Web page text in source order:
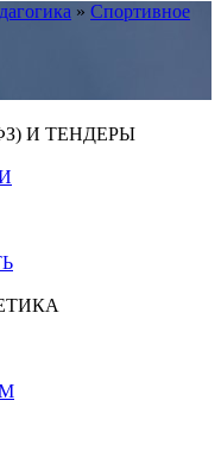
» Спортивное
И ТЕНДЕРЫ